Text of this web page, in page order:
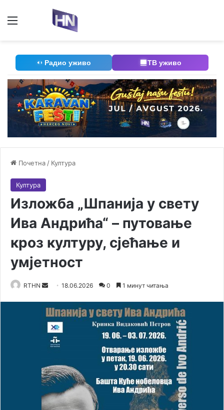
Радио уживо ТВ уживо
Почетна / Култура
Култура
Изложба „Шпанија у свету
Ива Андрића“ – путовање
кроз културу, сјећање и
умјетност
RTHN
n
d
a
n
m
a
i
l
18.06.2026 0 1 минут читања